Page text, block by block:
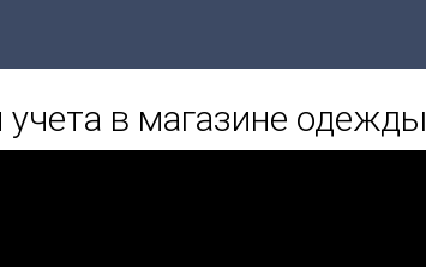
в магазине одежды